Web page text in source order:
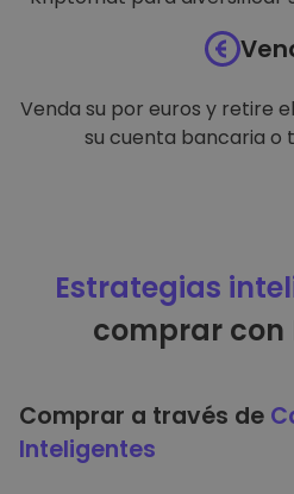
Venda su por euros y retire
su cuenta bancaria o
Estrategias
comprar
Comprar a través de
Inteligentes